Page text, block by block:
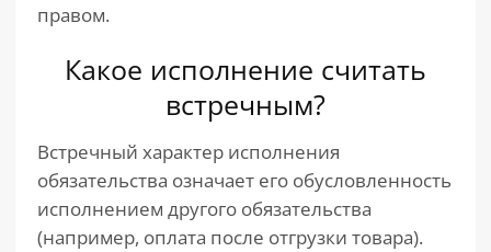
правом.
Какое исполнение считать
встречным?
Встречный характер исполнения
обязательства означает его обусловленность
исполнением другого обязательства
(например, оплата после отгрузки товара).